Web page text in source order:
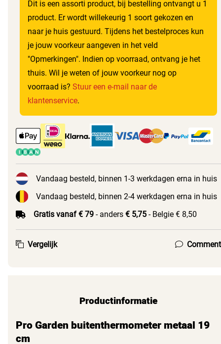
Dit is een assorti product, bij bestelling ontvangt u 1
product. Er wordt willekeurig 1 soort gekozen en
naar je huis gestuurd. Tijdens het bestelproces kun
je jouw voorkeur aangeven in het veld
"Opmerkingen". Indien op voorraad, ontvang je het
thuis. Wil je weten of jouw voorkeur nog op
voorraad is? Stuur een e-mail naar de
klantenservice.
Vandaag besteld, binnen 1-3 werkdagen erna in huis
Vandaag besteld, binnen 2-4 werkdagen erna in huis
Gratis vanaf € 79 - anders € 5,75 - Belgie € 8,50
Vergelijk Comment
Productinformatie
Pro Garden buitenthermometer metaal 19
cm